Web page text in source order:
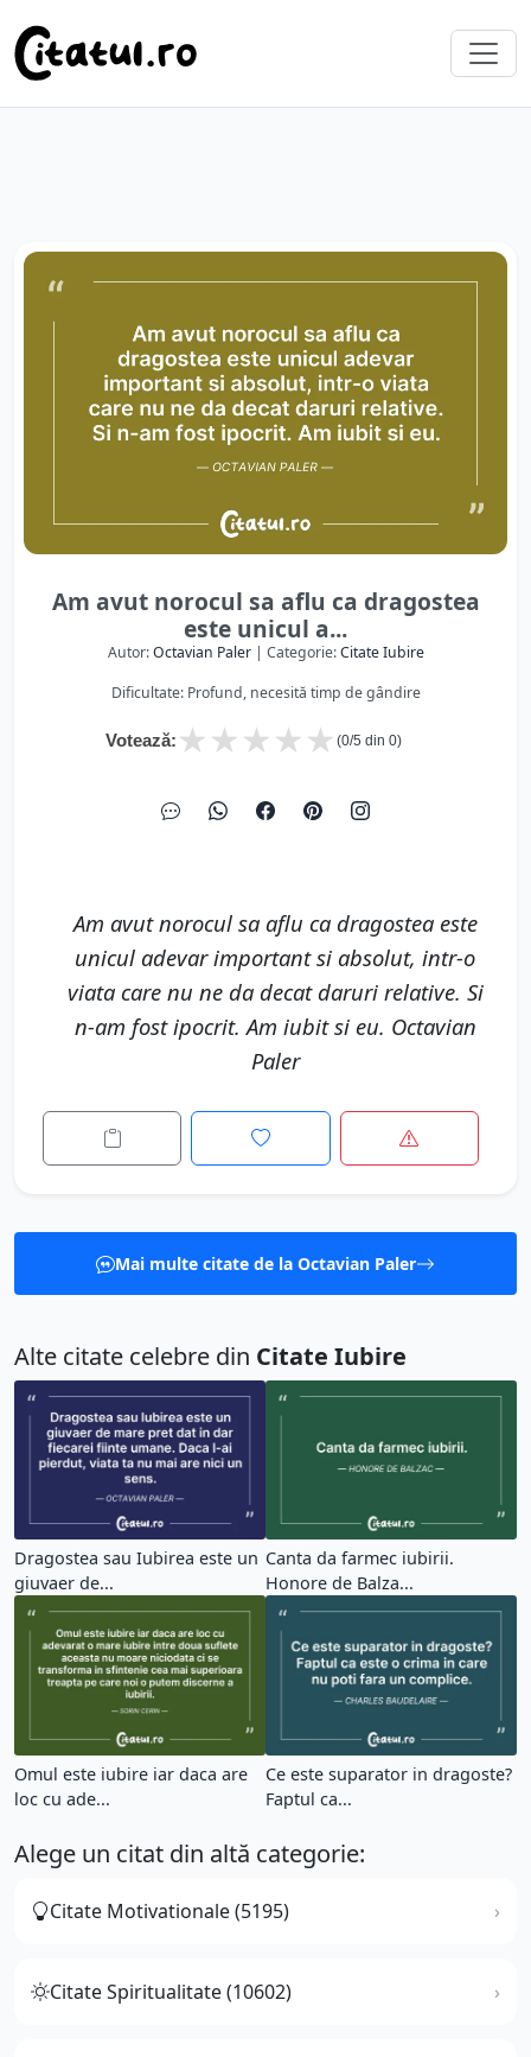
Am avut norocul sa aflu ca dragostea
este unicul a...
Autor:Octavian Paler| Categorie:Citate Iubire
Dificultate: Profund, necesită timp de gândire
Votează: ★
★
★
★
★ (0/5 din 0)
Am avut norocul sa aflu ca dragostea este
unicul adevar important si absolut, intr-o
viata care nu ne da decat daruri relative. Si
n-am fost ipocrit. Am iubit si eu. Octavian
Paler
Mai multe citate de la Octavian Paler
Alte citate celebre din Citate Iubire
Dragostea sau Iubirea este un
giuvaer de...
Canta da farmec iubirii.
Honore de Balza...
Omul este iubire iar daca are
loc cu ade...
Ce este suparator in dragoste?
Faptul ca...
Alege un citat din altă categorie:
Citate Motivationale (5195)
Citate Spiritualitate (10602)